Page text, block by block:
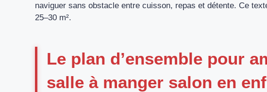
naviguer sans obstacle entre cuisson, repas et détente. Ce
25–30 m².
Le plan d’ensemble pour
salle à manger salon en